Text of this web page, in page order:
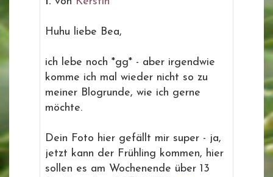
Huhu liebe Bea,
ich lebe noch *gg* - aber irgendwie
komme ich mal wieder nicht so zu
meiner Blogrunde, wie ich gerne
möchte.
Dein Foto hier gefällt mir super - ja,
jetzt kann der Frühling kommen, hier
sollen es am Wochenende über 13